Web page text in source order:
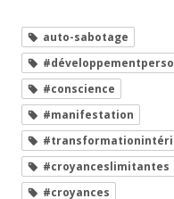
auto-sabotage
#conscience
#manifestation
#croyanceslimitantes
#croyances